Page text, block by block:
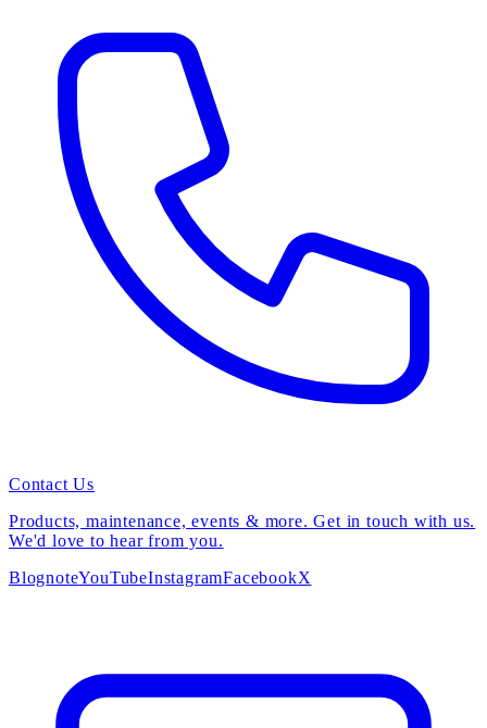
Contact Us
Products, maintenance, events & more. Get in touch with us.
We'd love to hear from you.
BlognoteYouTubeInstagramFacebookX